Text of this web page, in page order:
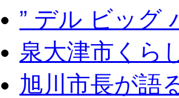
” デル ビッグ
泉大津市くら
旭川市長が語